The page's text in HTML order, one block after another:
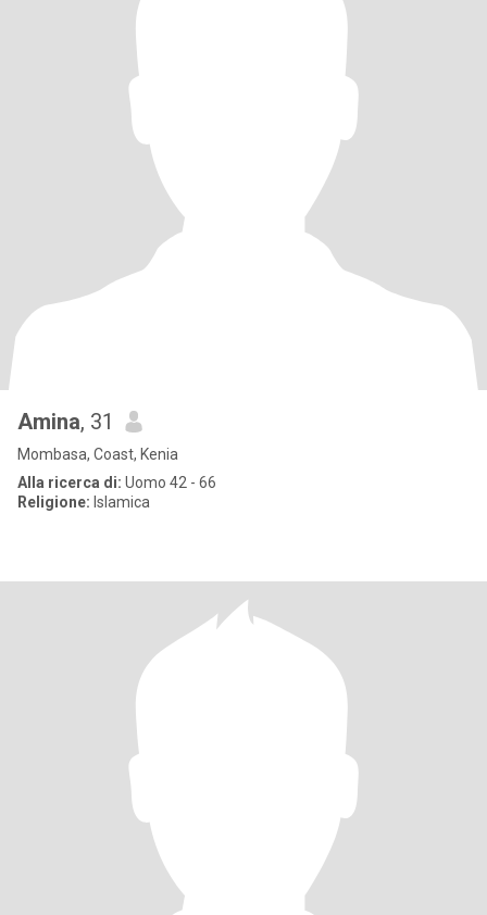
Amina, 31
Mombasa, Coast, Kenia
Alla ricerca di: Uomo 42 - 66
Religione: Islamica